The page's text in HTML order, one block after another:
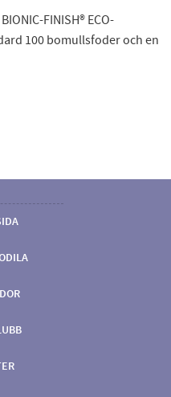
FINISH® ECO-
100 bomullsfoder och en